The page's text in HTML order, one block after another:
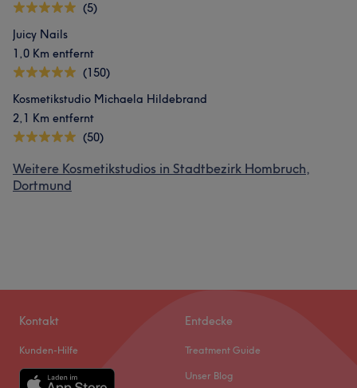
(5)
Juicy Nails
1,0 Km entfernt
(150)
Kosmetikstudio Michaela Hildebrand
2,1 Km entfernt
(50)
Weitere Kosmetikstudios in Stadtbezirk Hombruch,
Dortmund
Kontakt
Kunden-Hilfe
Entdecke
Treatment Guide
Unser Blog